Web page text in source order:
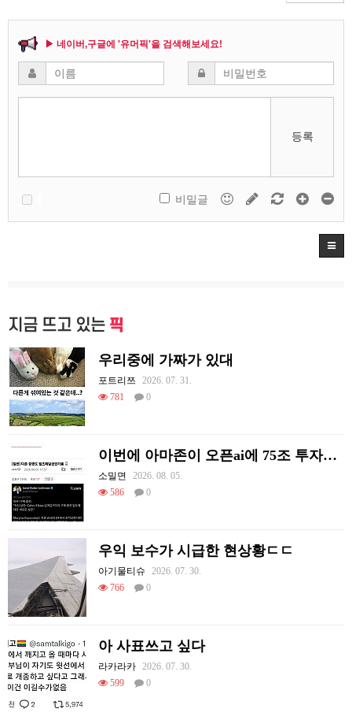
▶ 네이버,구글에 '유머픽'을 검색해보세요!
등록
비밀글
지금 뜨고 있는 픽
우리중에 가짜가 있대
포트리쯔
2026. 07. 31.
781
0
이번에 아마존이 오픈ai에 75조 투자한 이유
소밀면
2026. 08. 05.
586
0
우익 보수가 시급한 현상황ㄷㄷ
아기물티슈
2026. 07. 30.
766
0
아 사표쓰고 싶다
라카라카
2026. 07. 30.
599
0